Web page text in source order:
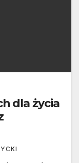
dla życia